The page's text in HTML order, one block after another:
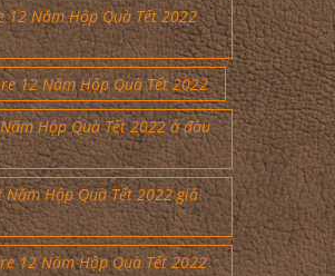
Năm Hộp Quà Tết 2022
12 Năm Hộp Quà Tết 2022
Hộp Quà Tết 2022 ở đâu
Hộp Quà Tết 2022 giá
12 Năm Hộp Quà Tết 2022